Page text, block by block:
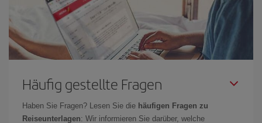
Häufig gestellte Fragen
Haben Sie Fragen? Lesen Sie die häufigen Fragen zu
Reiseunterlagen: Wir informieren Sie darüber, welche